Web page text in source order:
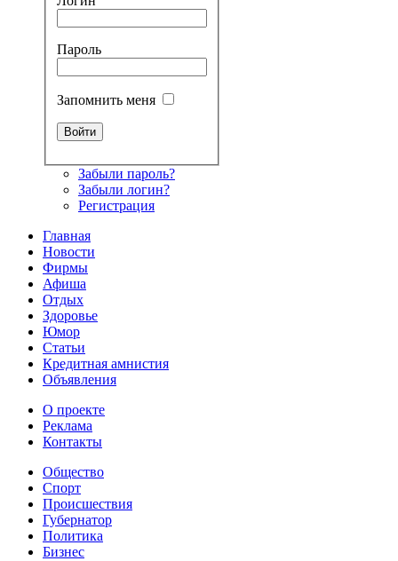
Пароль
Запомнить меня
Забыли пароль?
Забыли логин?
Регистрация
Главная
Новости
Фирмы
Афиша
Отдых
Здоровье
Юмор
Статьи
Кредитная амнистия
Объявления
О проекте
Реклама
Контакты
Общество
Спорт
Происшествия
Губернатор
Политика
Бизнес